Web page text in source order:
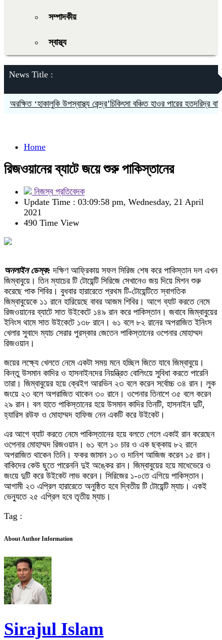
সম্পাদকীয়
স্বাস্থ্য
News Title :
‘হাকালুকি উপস্বাস্থ্য কেন্দ্র’চিকিৎসা বঞ্চিত হাওর পারের হতদরিদ্র বাসিন্দারা
Home
রিজওয়ানের ব্যাটে জয়ে শুরু পাকিস্তানের
নিজস্ব প্রতিবেদক
Update Time : 03:09:58 pm, Wednesday, 21 April
2021
490 Time View
অনলাইন ডেস্ক: দক্ষিণ আফ্রিকায় সফল সিরিজ শেষ করে পাকিস্তান দল এখন
জিম্বাবুয়ে। তিন ম্যাচের টি টোয়েন্টি সিরিজে সেখানেও জয় দিয়ে মিশন শুরু
করেছে পাক শিবির। বুধবার হারারেতে প্রথম টি-টোয়েন্টিতে স্বাগতিক
জিম্বাবুয়েকে ১১ রানে হারিয়েছে বাবর আজম শিবির। আগে ব্যাট করতে নেমে
রিজওয়ানের ব্যাটে সাত উইকেটে ১৪৯ রান করে পাকিস্তান। জবাবে জিম্বাবুয়ের
ইনিংস থামে সাত উইকেটে ১৩৮ রানে। ৬১ বলে ৮২ রানের অপরাজিত ইনিংস
খেলার সুবাদে ম্যাচ সেরার পুরস্কার জেতেন পাকিস্তানের ওপেনার মোহাম্মদ
রিজওয়ান।
জয়ের লক্ষ্যে খেলতে নেমে একটা সময় মনে হচ্ছিল জিতে যাবে জিম্বাবুয়ে।
কিন্তু উসমান কাদির ও হাসনাইনদের নিয়ন্ত্রিত বোলিংয়ে সুবিধা করতে পারেনি
তারা। জিম্বাবুয়ের হয়ে ক্রেইগ আরভিন ২৩ বলে করেন সর্বোচ্চ ৩৪ রান। লুক
জংয়ে ২৩ বলে অপরাজিত থাকেন ৩০ রানে। ওপেনার তিনাশে ৩৫ বলে করেন
২৯ রান। বল হাতে পাকিস্তানের হয়ে উসমান কাদির তিনটি, হাসনাইন দুটি,
হ্যারিস রউফ ও মোহাম্মদ হাফিজ নেন একটি করে উইকেট।
এর আগে ব্যাট করতে নেমে পাকিস্তানের হয়ে বলতে গেলে একাই রান করেছেন
ওপেনার মোহাম্মদ রিজওয়ান। ৬১ বলে ১০ চার ও এক ছক্কায় ৮২ রানে
অপরাজিত থাকেন তিনি। ফকর জামান ১৩ ও দানিশ আজিজ করেন ১৫ রান।
বাকিদের কেউ ছুতে পারেননি দুই অঙ্কের রান। জিম্বাবুয়ের হয়ে মাধেভেরে ও
জংয়ে দুটি করে উইকেট লাভ করেন। সিরিজের ১-০তে এগিয়ে পাকিস্তান।
আগামী ২৩ এপ্রিল হারারেতে অনুষ্ঠিত হবে দ্বিতীয় টি টোয়েন্টি ম্যাচ। একই
ভেন্যুতে ২৫ এপ্রিল হবে তৃতীয় ম্যাচ।
Tag :
About Author Information
Sirajul Islam